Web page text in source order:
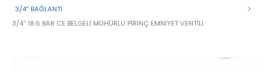
3/4″ BAĞLANTI
3/4” 18.6 BAR CE BELGELI MÜHÜRLÜ PIRINÇ EMNIYET VENTILI